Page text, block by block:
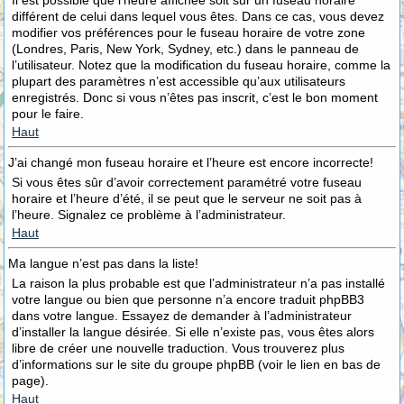
différent de celui dans lequel vous êtes. Dans ce cas, vous devez
modifier vos préférences pour le fuseau horaire de votre zone
(Londres, Paris, New York, Sydney, etc.) dans le panneau de
l’utilisateur. Notez que la modification du fuseau horaire, comme la
plupart des paramètres n’est accessible qu’aux utilisateurs
enregistrés. Donc si vous n’êtes pas inscrit, c’est le bon moment
pour le faire.
Haut
J’ai changé mon fuseau horaire et l’heure est encore incorrecte!
Si vous êtes sûr d’avoir correctement paramétré votre fuseau
horaire et l’heure d’été, il se peut que le serveur ne soit pas à
l’heure. Signalez ce problème à l’administrateur.
Haut
Ma langue n’est pas dans la liste!
La raison la plus probable est que l’administrateur n’a pas installé
votre langue ou bien que personne n’a encore traduit phpBB3
dans votre langue. Essayez de demander à l’administrateur
d’installer la langue désirée. Si elle n’existe pas, vous êtes alors
libre de créer une nouvelle traduction. Vous trouverez plus
d’informations sur le site du groupe phpBB (voir le lien en bas de
page).
Haut